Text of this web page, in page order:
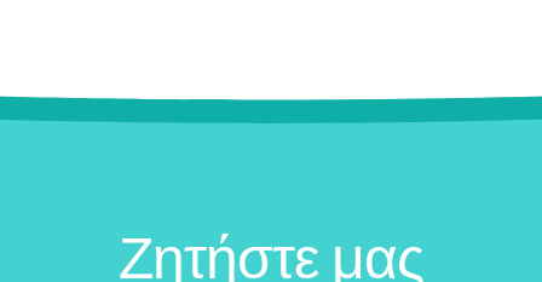
Ζητήστε μας